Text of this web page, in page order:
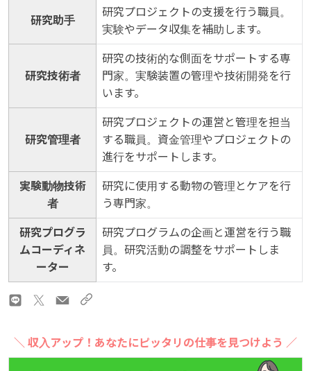
研究助手
研究プロジェクトの支援を行う職員。
実験やデータ収集を補助します。
研究技術者
研究の技術的な側面をサポートする専
門家。実験装置の管理や技術開発を行
います。
研究管理者
研究プロジェクトの運営と管理を担当
する職員。資金管理やプロジェクトの
進行をサポートします。
実験動物技術
者
研究に使用する動物の管理とケアを行
う専門家。
研究プログラ
ムコーディネ
ーター
研究プログラムの企画と運営を行う職
員。研究活動の調整をサポートしま
す。
＼ 収入アップ！あなたにピッタリの仕事を見つけよう ／